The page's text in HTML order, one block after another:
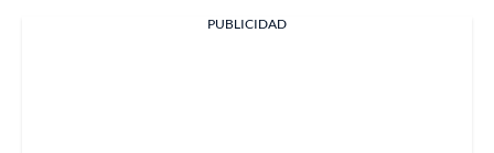
PUBLICIDAD